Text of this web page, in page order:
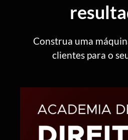
Construa uma
clientes para o